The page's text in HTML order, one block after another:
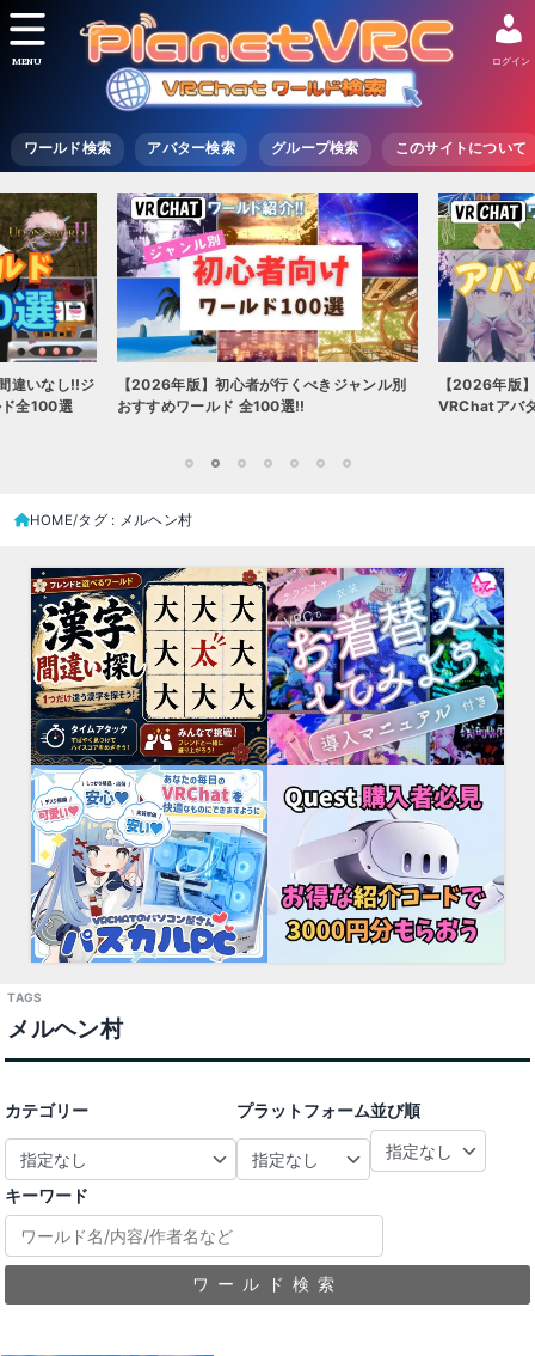
ワールド検索 アバター検索 グループ検索 このサイトについて
ログイン
MENU
違いなし!!ジ
全100選
【2026年版】初心者が行くべきジャンル別
おすすめワールド 全100選!!
【2026年版
VRChatアバ
HOME タグ : メルヘン村
メルヘン村
カテゴリー プラットフォーム並び順
キーワード
ワールド検索